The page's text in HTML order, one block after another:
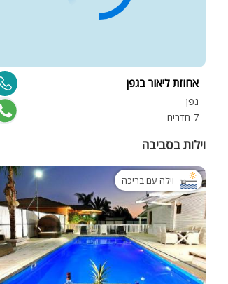
אחוזת ליאור בגפן
גפן
7 חדרים
וילות בסביבה
וילה עם בריכה